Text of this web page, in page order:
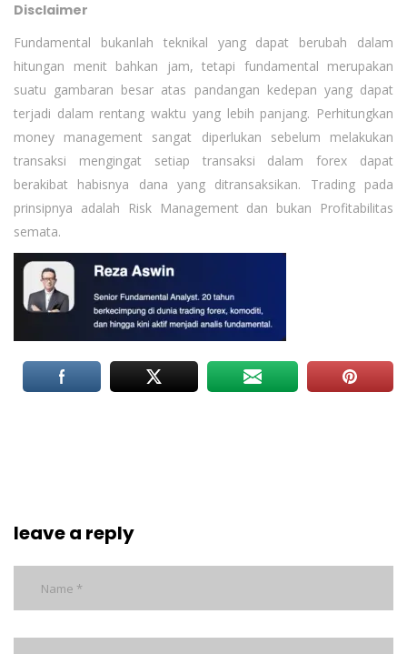
Disclaimer
Fundamental bukanlah teknikal yang dapat berubah dalam
hitungan menit bahkan jam, tetapi fundamental merupakan
suatu gambaran besar atas pandangan kedepan yang dapat
terjadi dalam rentang waktu yang lebih panjang. Perhitungkan
money management sangat diperlukan sebelum melakukan
transaksi mengingat setiap transaksi dalam forex dapat
berakibat habisnya dana yang ditransaksikan. Trading pada
prinsipnya adalah Risk Management dan bukan Profitabilitas
semata.
leave a reply